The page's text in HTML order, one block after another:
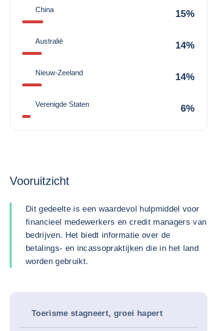
China 15%
Australië 14%
Nieuw-Zeeland 14%
Verenigde Staten 6%
Vooruitzicht
Dit gedeelte is een waardevol hulpmiddel voor
financieel medewerkers en credit managers van
bedrijven. Het biedt informatie over de
betalings- en incassopraktijken die in het land
worden gebruikt.
Toerisme stagneert, groei hapert